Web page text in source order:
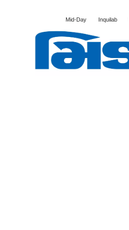
Mid-Day Inquilab